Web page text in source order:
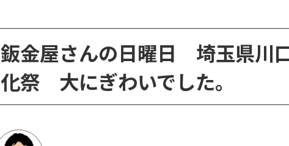
鈑金屋さんの日曜日 埼玉県川
化祭 大にぎわいでした。